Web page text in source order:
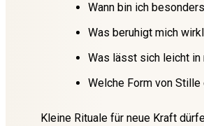
Wann bin ich
Was beruhigt mich
Was lässt sich leicht in
Welche Form von
Kleine Rituale für neue Kraft